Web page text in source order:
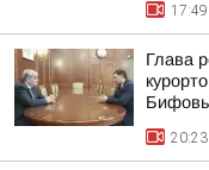
17:49
Глава
20:23